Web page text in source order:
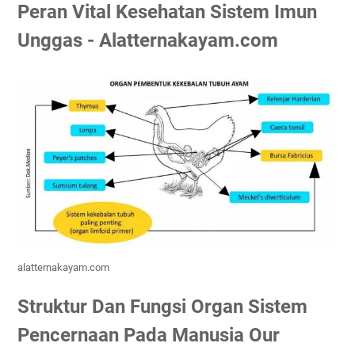
Peran Vital Kesehatan Sistem Imun
Unggas - Alatternakayam.com
alatternakayam.com
Struktur Dan Fungsi Organ Sistem
Pencernaan Pada Manusia Our